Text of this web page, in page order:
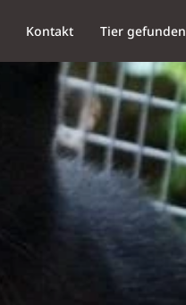
Kontakt Tier